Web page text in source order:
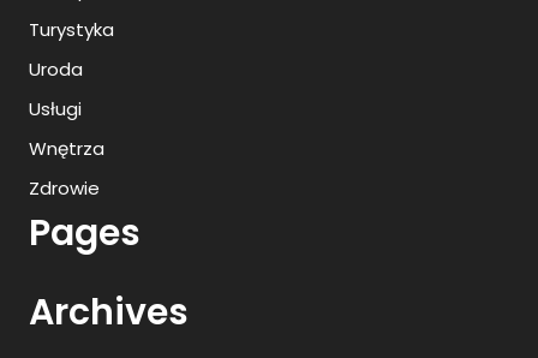
Turystyka
Uroda
Usługi
Wnętrza
Zdrowie
Pages
Archives